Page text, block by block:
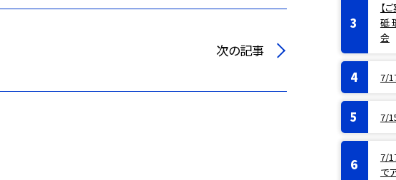
次の記事
【
砥
会
7/
7/
7/
で